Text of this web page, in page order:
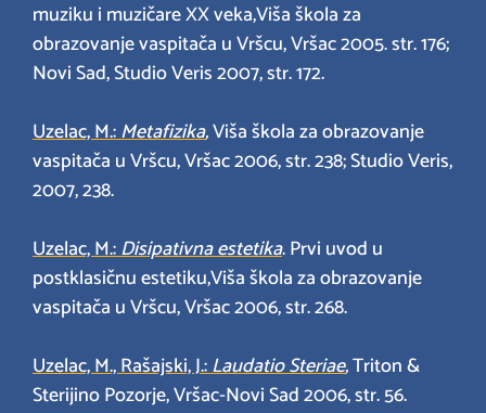
muziku i muzičare XX veka,Viša škola za
obrazovanje vaspitača u Vršcu, Vršac 2005. str. 176;
Novi Sad, Studio Veris 2007, str. 172.
Uzelac, M.:Metafizika,Viša škola za obrazovanje
vaspitača u Vršcu, Vršac 2006, str. 238; Studio Veris,
2007, 238.
Uzelac, M.:Disipativna estetika. Prvi uvod u
postklasičnu estetiku,Viša škola za obrazovanje
vaspitača u Vršcu, Vršac 2006, str. 268.
Uzelac, M., Rašajski, J.:Laudatio Steriae,Triton &
Sterijino Pozorje, Vršac-Novi Sad 2006, str. 56.